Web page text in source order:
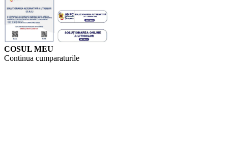
COSUL MEU
Continua cumparaturile